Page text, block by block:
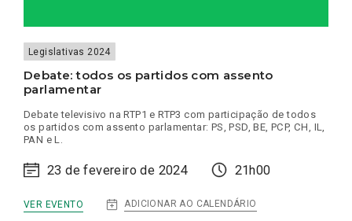
Legislativas 2024
Debate: todos os partidos com assento
parlamentar
Debate televisivo na RTP1 e RTP3 com participação de todos
os partidos com assento parlamentar: PS, PSD, BE, PCP, CH, IL,
PAN e L.
23 de fevereiro de 2024 21h00
VER EVENTO ADICIONAR AO CALENDÁRIO
:
DEBATE: